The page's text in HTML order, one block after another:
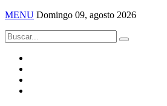
MENU Domingo 09, agosto 2026